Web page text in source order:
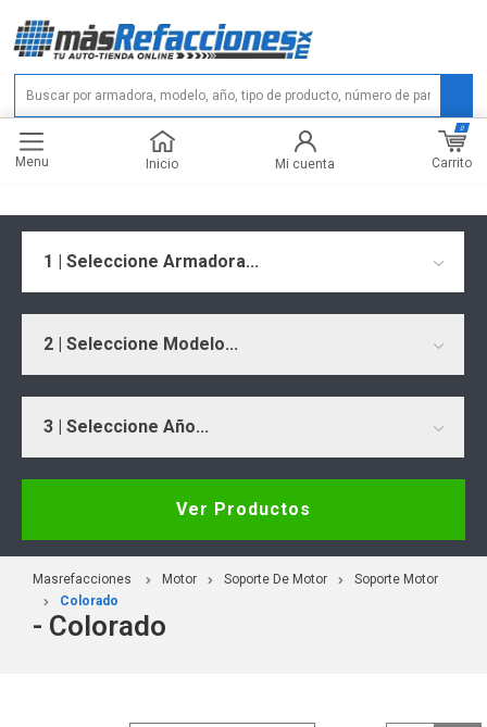
Menu Inicio Mi cuenta Carrito
0
1 | Seleccione Armadora...
2 | Seleccione Modelo...
3 | Seleccione Año...
Ver Productos
Masrefacciones Motor Soporte De Motor
Soporte Motor
Colorado
- Colorado